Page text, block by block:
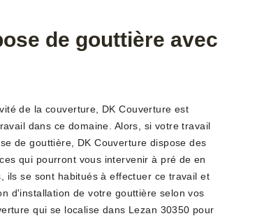
de gouttière avec
de la couverture, DK Couverture est
dans ce domaine. Alors, si votre travail
de gouttière, DK Couverture dispose des
qui pourront vous intervenir à pré de en
ils se sont habitués à effectuer ce travail et
d'installation de votre gouttière selon vos
qui se localise dans Lezan 30350 pour